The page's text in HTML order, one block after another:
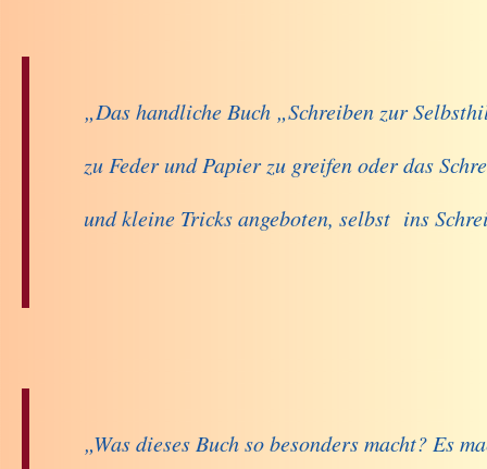
„Das handliche Buch „Schreiben zur
zu Feder und Papier zu greifen oder das
und kleine Tricks angeboten, selbst ins
„Was dieses Buch so besonders macht? Es